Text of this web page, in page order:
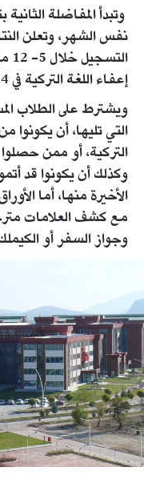
إعفاء اللغة التركية في 14 أيلول 2018.
ويشترط على الطلاب
التي تليها، أن
التركية، أو ممن
وكذلك أن يكونوا قد
الأخيرة منها، أما
مع كشف العلامات
وجواز السفر أو